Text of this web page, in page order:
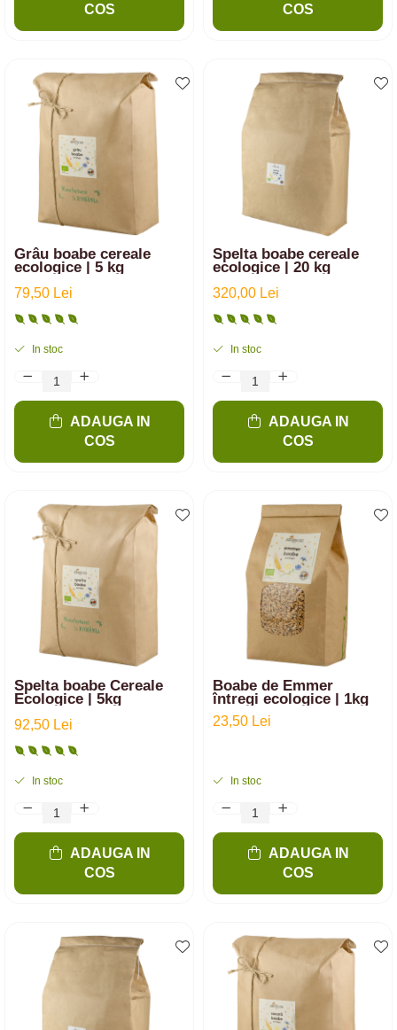
COS COS
Grâu boabe cereale
ecologice | 5 kg
79,50 Lei
In stoc
ADAUGA IN
COS
Spelta boabe cereale
ecologice | 20 kg
320,00 Lei
In stoc
ADAUGA IN
COS
Spelta boabe Cereale
Ecologice | 5kg
92,50 Lei
In stoc
ADAUGA IN
COS
Boabe de Emmer
întregi ecologice | 1kg
23,50 Lei
In stoc
ADAUGA IN
COS